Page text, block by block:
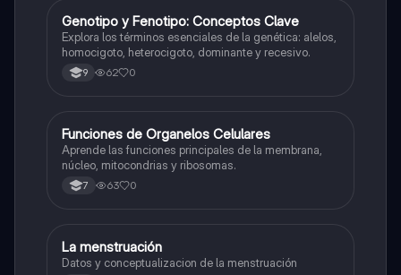
GBiologia
Genotipo y Fenotipo: Conceptos Clave
Explora los términos esenciales de la genética: alelos,
homocigoto, heterocigoto, dominante y recesivo.
9 62 0
FBiologia
Funciones de Organelos Celulares
Aprende las funciones principales de la membrana,
núcleo, mitocondrias y ribosomas.
7 63 0
Biologia
La menstruación
Datos y conceptualizacion de la menstruación